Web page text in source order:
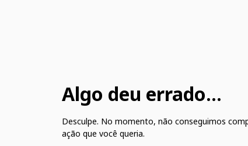
Algo deu errado...
Desculpe. No momento, não conseguimos
ação que você queria.